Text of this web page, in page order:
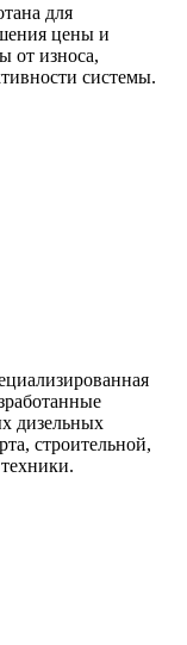
для
цены и
от износа,
системы.
дизельных
строительной,